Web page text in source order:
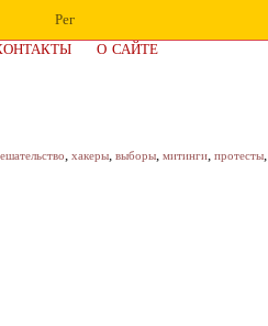
Рег
О САЙТЕ
, хакеры, выборы, митинги, протесты,